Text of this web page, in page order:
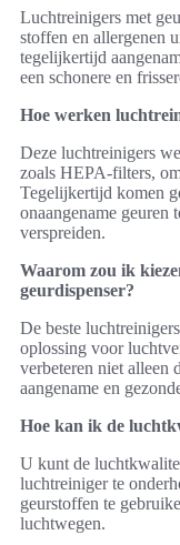
Luchtreinigers met
stoffen en allergenen
tegelijkertijd
een schonere en
Hoe werken
Deze luchtreinigers
zoals HEPA-filters,
Tegelijkertijd komen
onaangename geuren
verspreiden.
Waarom zou ik
geurdispenser?
De beste
oplossing voor
verbeteren niet alleen
aangename en
Hoe kan ik de
U kunt de
luchtreiniger te
geurstoffen te
luchtwegen.